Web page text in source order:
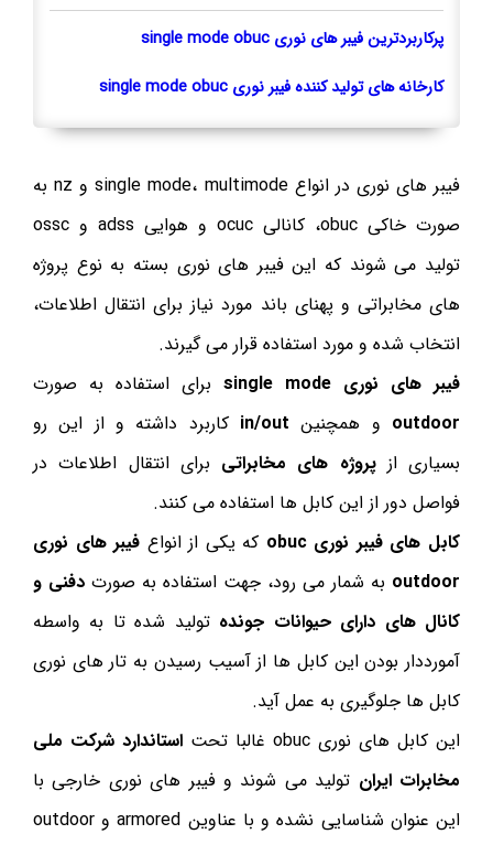
پرکاربردترین فیبر های نوری single mode obuc
کارخانه های تولید کننده فیبر نوری single mode obuc
فیبر های نوری در انواع single mode، multimode و nz به
صورت خاکی obuc، کانالی ocuc و هوایی adss و ossc
تولید می شوند که این فیبر های نوری بسته به نوع پروژه
های مخابراتی و پهنای باند مورد نیاز برای انتقال اطلاعات،
انتخاب شده و مورد استفاده قرار می گیرند.
فیبر های نوری single mode
برای استفاده به صورت
outdoor و همچنینin/out
کاربرد داشته و از این رو
بسیاری ازپروژه های مخابراتی برای انتقال اطلاعات در
فواصل دور از این کابل ها استفاده می کنند.
کابل های فیبر نوری obuc
که یکی از انواع فیبر های نوری
outdoor به شمار می رود، جهت استفاده به صورت دفنی و
کانال های دارای حیوانات جونده تولید شده تا به واسطه
آمورددار بودن این کابل ها از آسیب رسیدن به تار های نوری
کابل ها جلوگیری به عمل آید.
این کابل های نوری obuc غالبا تحت
استاندارد شرکت ملی
مخابرات ایران تولید می شوند و فیبر های نوری خارجی با
این عنوان شناسایی نشده و با عناوین armored و outdoor